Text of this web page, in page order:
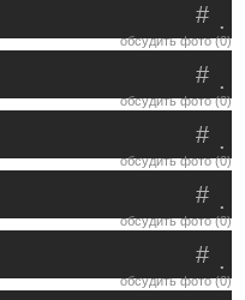
.
#
обсудить фото (0)
.
#
обсудить фото (0)
.
#
обсудить фото (0)
.
#
обсудить фото (0)
.
#
обсудить фото (0)